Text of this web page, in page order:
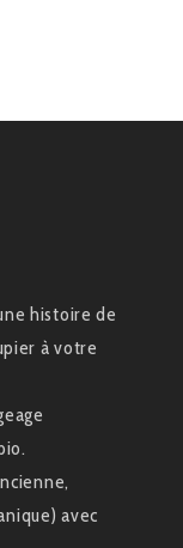
histoire de
à votre
avec